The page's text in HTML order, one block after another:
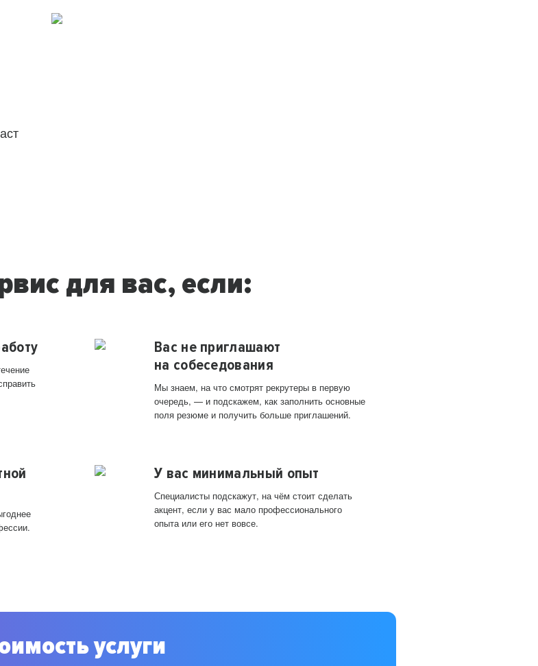
для вас, если:
Вас не приглашают
на собеседования
Мы знаем, на что смотрят рекрутеры в первую
очередь, — и подскажем, как заполнить основные
поля резюме и получить больше приглашений.
У вас минимальный опыт
Специалисты подскажут, на чём стоит сделать
акцент, если у вас мало профессионального
опыта или его нет вовсе.
услуги